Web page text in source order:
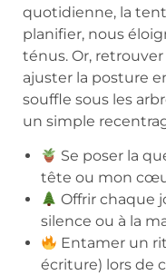
quotidienne, la
planifier, nous
ténus. Or, retrouver
ajuster la posture
souffle sous les
un simple
Se poser la
tête ou mon
Offrir chaque
silence ou à la
Entamer un
écriture) lors de